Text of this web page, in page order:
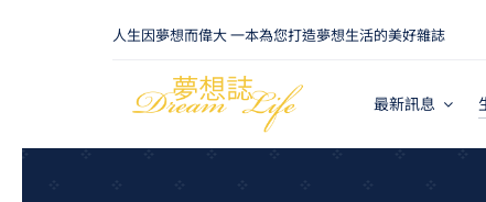
人生因夢想而偉大 一本為您打造夢想生活的美好雜誌
最新訊息